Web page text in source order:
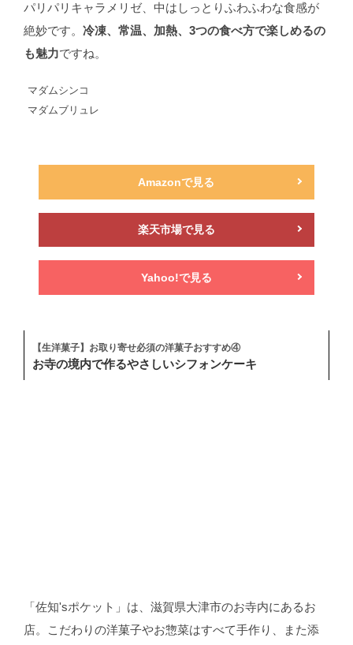
パリパリキャラメリゼ、中はしっとりふわふわな食感が
絶妙です。 冷凍、常温、加熱、3つの食べ方で楽しめるの
も魅力ですね。
マダムシンコ
マダムブリュレ
Amazonで見る
楽天市場で見る
Yahoo!で見る
【生洋菓子】お取り寄せ必須の洋菓子おすすめ④
お寺の境内で作るやさしいシフォンケーキ
「佐知'sポケット」は、滋賀県大津市のお寺内にあるお
店。こだわりの洋菓子やお惣菜はすべて手作り、また添